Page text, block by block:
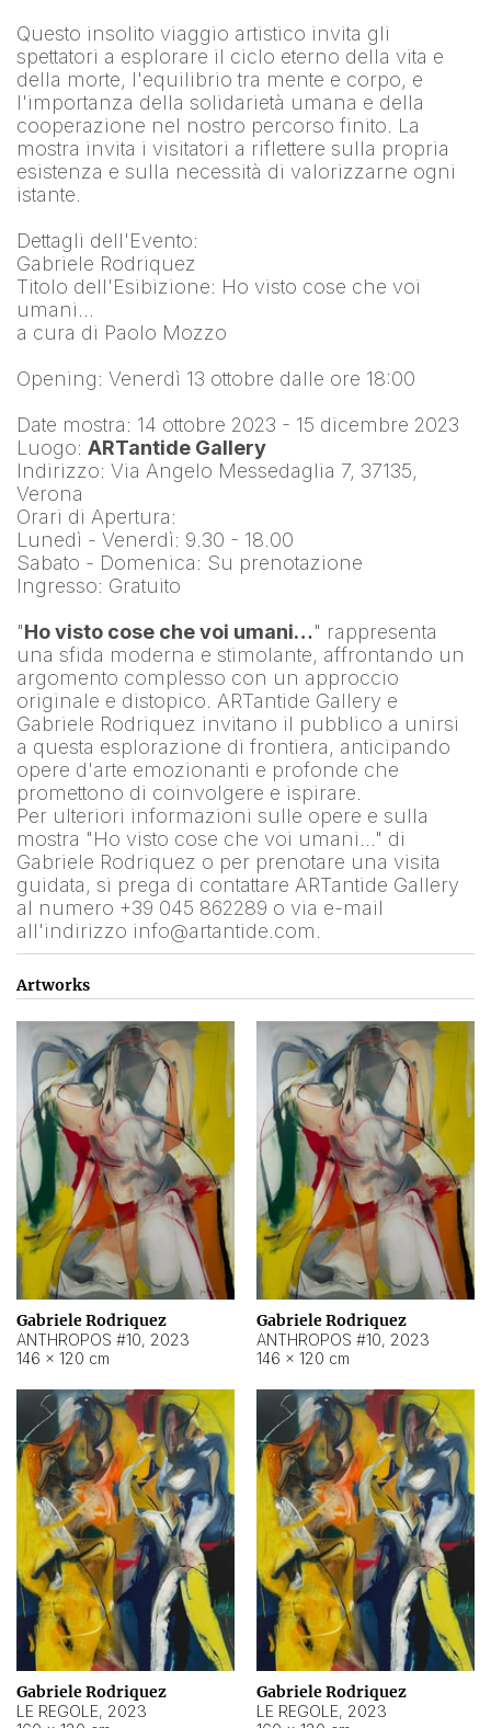
Questo insolito viaggio artistico invita gli
spettatori a esplorare il ciclo eterno della vita e
della morte, l'equilibrio tra mente e corpo, e
l'importanza della solidarietà umana e della
cooperazione nel nostro percorso finito. La
mostra invita i visitatori a riflettere sulla propria
esistenza e sulla necessità di valorizzarne ogni
istante.
Dettagli dell'Evento:
Gabriele Rodriquez
Titolo dell'Esibizione: Ho visto cose che voi
umani…
a cura di Paolo Mozzo
Opening: Venerdì 13 ottobre dalle ore 18:00
Date mostra: 14 ottobre 2023 - 15 dicembre 2023
Luogo: ARTantide Gallery
Indirizzo: Via Angelo Messedaglia 7, 37135,
Verona
Orari di Apertura:
Lunedì - Venerdì: 9.30 - 18.00
Sabato - Domenica: Su prenotazione
Ingresso: Gratuito
"Ho visto cose che voi umani…" rappresenta
una sfida moderna e stimolante, affrontando un
argomento complesso con un approccio
originale e distopico. ARTantide Gallery e
Gabriele Rodriquez invitano il pubblico a unirsi
a questa esplorazione di frontiera, anticipando
opere d'arte emozionanti e profonde che
promettono di coinvolgere e ispirare.
Per ulteriori informazioni sulle opere e sulla
mostra "Ho visto cose che voi umani…" di
Gabriele Rodriquez o per prenotare una visita
guidata, si prega di contattare ARTantide Gallery
al numero +39 045 862289 o via e-mail
all'indirizzo info@artantide.com.
Artworks
Gabriele Rodriquez
ANTHROPOS #10, 2023
146 × 120 cm
Gabriele Rodriquez
ANTHROPOS #10, 2023
146 × 120 cm
Gabriele Rodriquez
LE REGOLE, 2023
Gabriele Rodriquez
LE REGOLE, 2023